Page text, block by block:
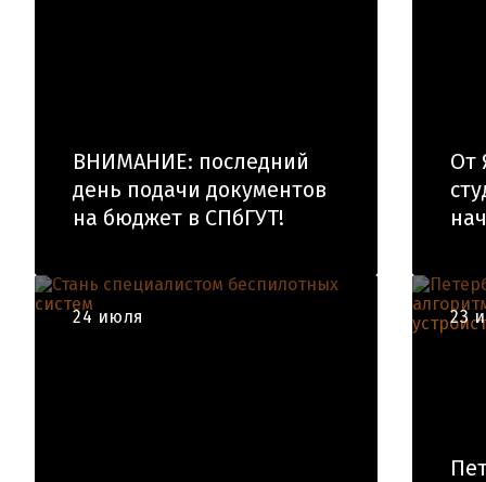
ВНИМАНИЕ: последний
день подачи документов
на бюджет в СПбГУТ!
От
24 июля 23